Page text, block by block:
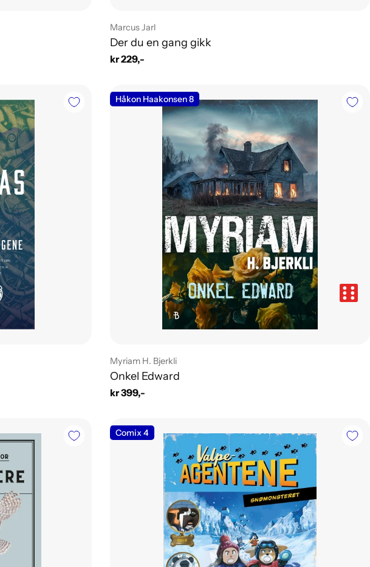
Leverandør:
Marcus Jarl
Der du en gang gikk
Vanlig
kr 229,-
Håkon Haakonsen 8
Leverandør:
Myriam H. Bjerkli
Onkel Edward
Vanlig
kr 399,-
Comix 4